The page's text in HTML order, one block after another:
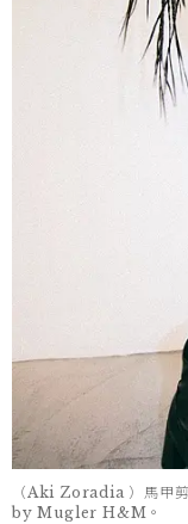
（Aki Zoradia ）馬甲
by Mugler H&M。